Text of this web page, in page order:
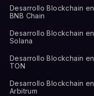
Desarrollo Blockchain en
BNB Chain
Desarrollo Blockchain en
Solana
Desarrollo Blockchain en
TON
Desarrollo Blockchain en
Arbitrum